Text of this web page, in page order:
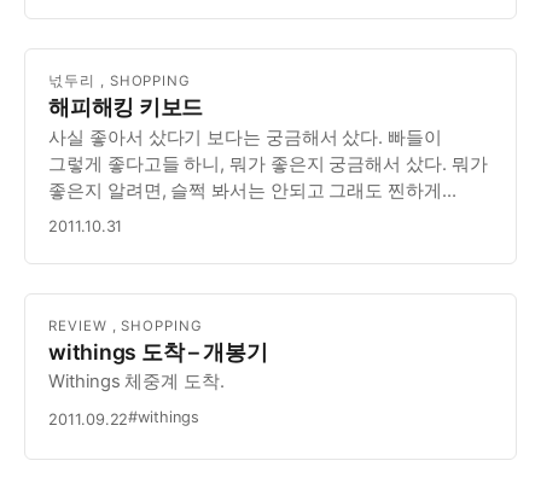
읽을려고 했는데, 확대/축소에 시간이 너무 많이 걸리고,
…
넋두리 , SHOPPING
해피해킹 키보드
사실 좋아서 샀다기 보다는 궁금해서 샀다. 빠들이
그렇게 좋다고들 하니, 뭐가 좋은지 궁금해서 샀다. 뭐가
좋은지 알려면, 슬쩍 봐서는 안되고 그래도 찐하게
써봐야 알 것 같아서 샀다. 첫 느낌. 일단, 뭔가 키감이
어려운데, 뭔가 음란하지 않은 단어로 표현할려니,…
2011.10.31
REVIEW ,SHOPPING
withings 도착 – 개봉기
Withings 체중계 도착.
2011.09.22#withings